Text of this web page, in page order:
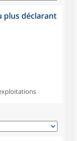
plus déclarant